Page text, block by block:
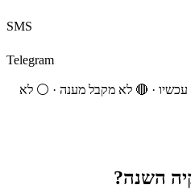
SMS
Telegram
עכשיו · 🔴 לא מקבל מענה · ⚪ לא
השנה?